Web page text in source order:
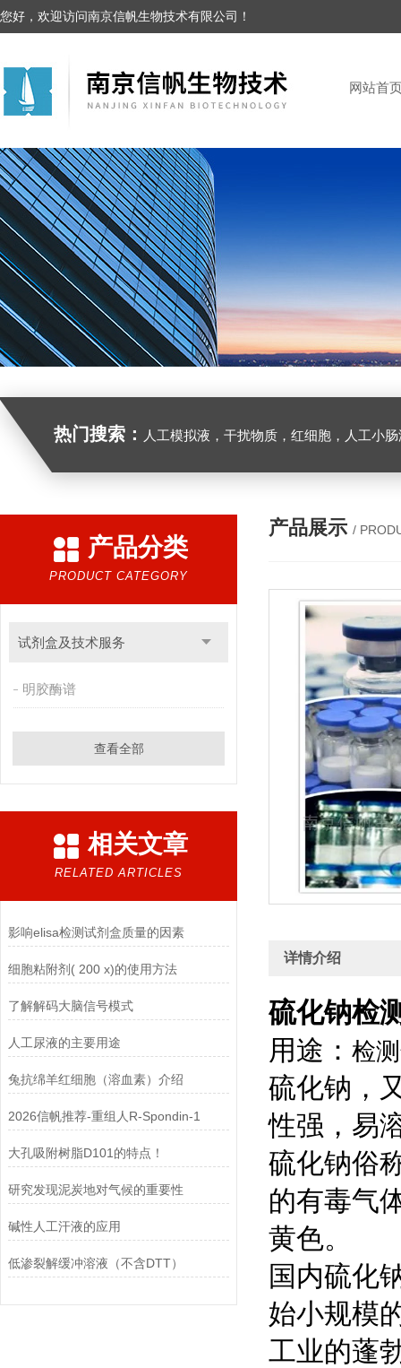
您好，欢迎访问南京信帆生物技术有限公司！
网站首
热门搜索： 人工模拟液，干扰物质，红细胞，人工小
产品分类
PRODUCT CATEGORY
试剂盒及技术服务
明胶酶谱
查看全部
相关文章
RELATED ARTICLES
影响elisa检测试剂盒质量的因素
细胞粘附剂( 200 x)的使用方法
了解解码大脑信号模式
人工尿液的主要用途
兔抗绵羊红细胞（溶血素）介绍
2026信帆推荐-重组人R-Spondin-1
大孔吸附树脂D101的特点！
研究发现泥炭地对气候的重要性
碱性人工汗液的应用
低渗裂解缓冲溶液（不含DTT）
产品展示 /
详情介绍
硫化钠检
用途： 检
硫化钠，
性强，易
硫化钠俗
的有毒气
黄色。
国内硫化
始小规模
工业的蓬